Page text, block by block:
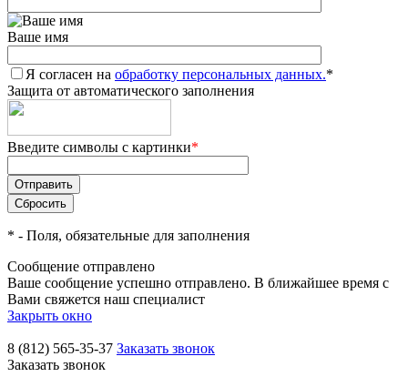
Ваше имя
Я согласен на обработку персональных данных.*
Защита от автоматического заполнения
Введите символы с картинки*
* - Поля, обязательные для заполнения
Сообщение отправлено
Ваше сообщение успешно отправлено. В ближайшее время с
Вами свяжется наш специалист
Закрыть окно
8 (812) 565-35-37 Заказать звонок
Заказать звонок